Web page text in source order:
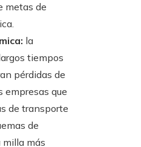
metas de
la
tiempos
pérdidas de
empresas que
de transporte
de
más